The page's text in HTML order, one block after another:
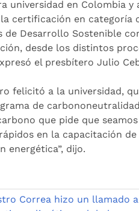
universidad en Colombia
certificación en categoría
de Desarrollo Sostenible
desde los distintos
el presbítero Julio
felicitó a la universidad,
de
que pide que
en la capacitación
energética”, dijo.
Correa hizo un llamado